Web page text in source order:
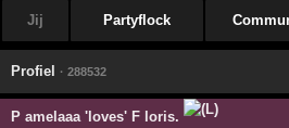
Jij Partyflock
Profiel · 288532
P amelaaa 'loves' F loris.